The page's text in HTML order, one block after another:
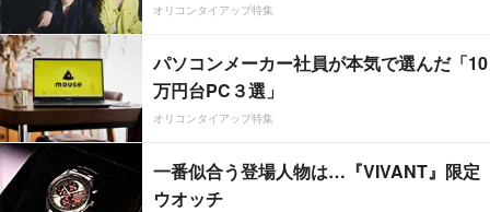
オリコンタイアップ特集
パソコンメーカー社員が本気で選んだ「10
万円台PC３選」
オリコンタイアップ特集
一番似合う登場人物は…『VIVANT』限定
ウオッチ